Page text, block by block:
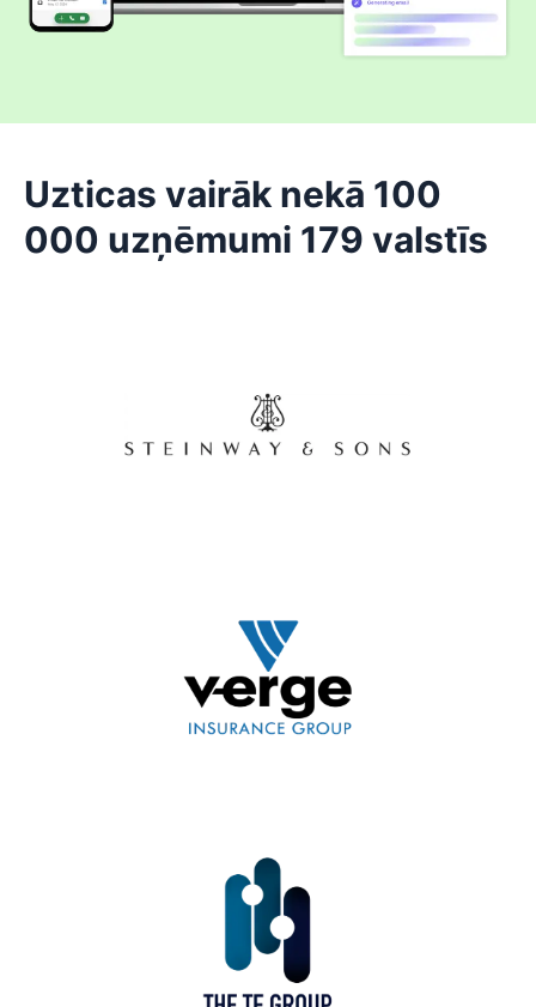
Uzticas vairāk nekā 100
000 uzņēmumi 179 valstīs